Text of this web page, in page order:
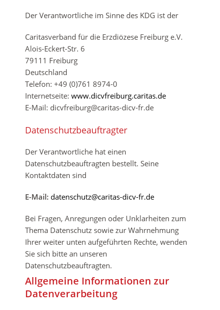
Der Verantwortliche im Sinne des KDG ist der
Caritasverband für die Erzdiözese Freiburg e.V.
Alois-Eckert-Str. 6
79111 Freiburg
Deutschland
Telefon: +49 (0)761 8974-0
Internetseite: www.dicvfreiburg.caritas.de
E-Mail: dicvfreiburg@caritas-dicv-fr.de
Datenschutzbeauftragter
Der Verantwortliche hat einen
Datenschutzbeauftragten bestellt. Seine
Kontaktdaten sind
E-Mail: datenschutz@caritas-dicv-fr.de
Bei Fragen, Anregungen oder Unklarheiten zum
Thema Datenschutz sowie zur Wahrnehmung
Ihrer weiter unten aufgeführten Rechte, wenden
Sie sich bitte an unseren
Datenschutzbeauftragten.
Allgemeine Informationen zur
Datenverarbeitung